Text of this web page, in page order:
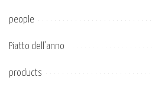
people
Piatto dell’anno
products